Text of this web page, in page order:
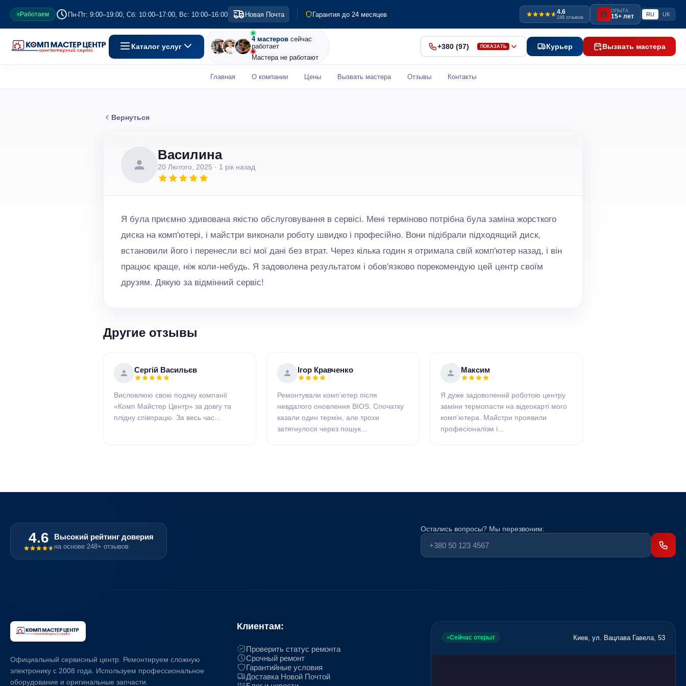
Работаем Пн-Пт: 9:00–19:00, Сб: 10:00–17:00, Вс: 10:00–16:00 Новая Почта
Гарантия до 24 месяцев
4.6
248 отзывов
ОПЫТА
15+ лет RU UK
Каталог услуг
4 мастеровсейчас
работает
Мастера не работают
+380 (97) ПОКАЗАТЬ Курьер Вызвать мастера
Главная О компании Цены Вызвать мастера Отзывы Контакты
Вернуться
Василина
20 Лютого, 2025 · 1 рік назад
Я була приємно здивована якістю обслуговування в сервісі. Мені терміново потрібна була заміна жорсткого
диска на комп'ютері, і майстри виконали роботу швидко і професійно. Вони підібрали підходящий диск,
встановили його і перенесли всі мої дані без втрат. Через кілька годин я отримала свій комп'ютер назад, і він
працює краще, ніж коли-небудь. Я задоволена результатом і обов'язково порекомендую цей центр своїм
друзям. Дякую за відмінний сервіс!
Другие отзывы
Сергій Васильєв
Висловлюю свою подяку компанії
«Комп Майстер Центр» за довгу та
плідну співпрацю. За весь час...
Ігор Кравченко
Ремонтували комп’ютер після
невдалого оновлення BIOS. Спочатку
казали один термін, але трохи
затягнулося через пошук...
Максим
Я дуже задоволений роботою центру
заміни термопасти на відеокарті мого
комп'ютера. Майстри проявили
професіоналізм і...
4.6 Высокий рейтинг доверия
на основе 248+ отзывов
Остались вопросы? Мы перезвоним:
Официальный сервисный центр. Ремонтируем сложную
электронику с 2008 года. Используем профессиональное
оборудование и оригинальные запчасти.
Клиентам:
Проверить статус ремонта
Срочный ремонт
Гарантийные условия
Доставка Новой Почтой
Сейчас открыт Киев, ул. Вацлава Гавела, 53